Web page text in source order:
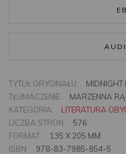
TYTUŁ ORYGINAŁU:
MIDNIGHT
TŁUMACZENIE:
MARZENNA
KATEGORIA:
LITERATURA
LICZBA STRON:
576
FORMAT:
135 X 205 MM
ISBN:
978-83-7985-854-5